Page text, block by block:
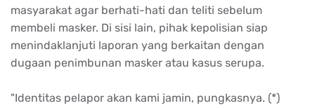
masyarakat agar berhati-hati dan teliti sebelum
membeli masker. Di sisi lain, pihak kepolisian siap
menindaklanjuti laporan yang berkaitan dengan
dugaan penimbunan masker atau kasus serupa.
"Identitas pelapor akan kami jamin, pungkasnya. (*)